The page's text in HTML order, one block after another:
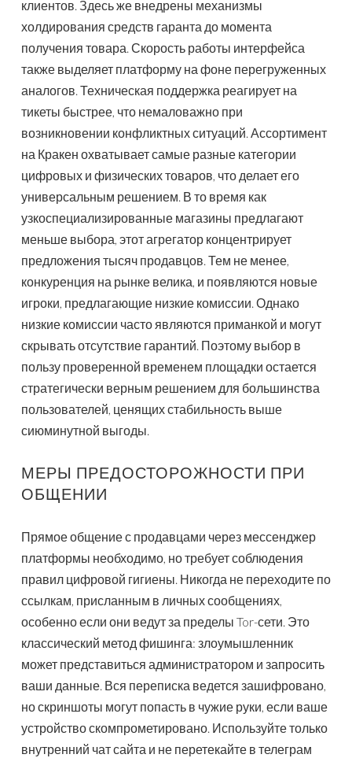
клиентов. Здесь же внедрены механизмы
холдирования средств гаранта до момента
получения товара. Скорость работы интерфейса
также выделяет платформу на фоне перегруженных
аналогов. Техническая поддержка реагирует на
тикеты быстрее, что немаловажно при
возникновении конфликтных ситуаций. Ассортимент
на Кракен охватывает самые разные категории
цифровых и физических товаров, что делает его
универсальным решением. В то время как
узкоспециализированные магазины предлагают
меньше выбора, этот агрегатор концентрирует
предложения тысяч продавцов. Тем не менее,
конкуренция на рынке велика, и появляются новые
игроки, предлагающие низкие комиссии. Однако
низкие комиссии часто являются приманкой и могут
скрывать отсутствие гарантий. Поэтому выбор в
пользу проверенной временем площадки остается
стратегически верным решением для большинства
пользователей, ценящих стабильность выше
сиюминутной выгоды.
МЕРЫ ПРЕДОСТОРОЖНОСТИ ПРИ
ОБЩЕНИИ
Прямое общение с продавцами через мессенджер
платформы необходимо, но требует соблюдения
правил цифровой гигиены. Никогда не переходите по
ссылкам, присланным в личных сообщениях,
особенно если они ведут за пределы Tor-сети. Это
классический метод фишинга: злоумышленник
может представиться администратором и запросить
ваши данные. Вся переписка ведется зашифровано,
но скриншоты могут попасть в чужие руки, если ваше
устройство скомпрометировано. Используйте только
внутренний чат сайта и не перетекайте в телеграм